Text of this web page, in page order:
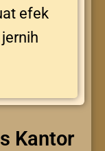
efek
Kantor